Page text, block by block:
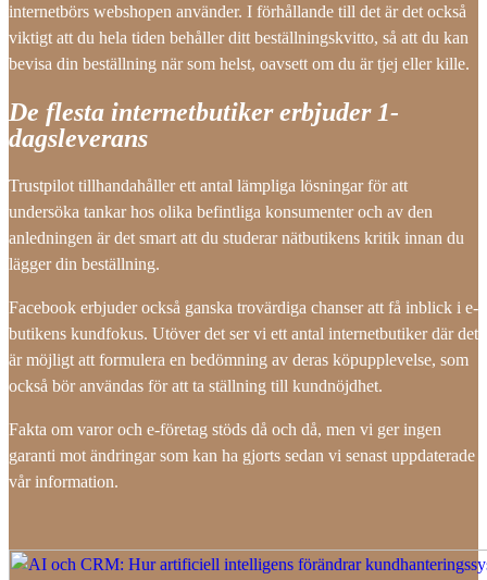
internetbörs webshopen använder. I förhållande till det är det också
viktigt att du hela tiden behåller ditt beställningskvitto, så att du kan
bevisa din beställning när som helst, oavsett om du är tjej eller kille.
De flesta internetbutiker erbjuder 1-
dagsleverans
Trustpilot tillhandahåller ett antal lämpliga lösningar för att
undersöka tankar hos olika befintliga konsumenter och av den
anledningen är det smart att du studerar nätbutikens kritik innan du
lägger din beställning.
Facebook erbjuder också ganska trovärdiga chanser att få inblick i e-
butikens kundfokus. Utöver det ser vi ett antal internetbutiker där det
är möjligt att formulera en bedömning av deras köpupplevelse, som
också bör användas för att ta ställning till kundnöjdhet.
Fakta om varor och e-företag stöds då och då, men vi ger ingen
garanti mot ändringar som kan ha gjorts sedan vi senast uppdaterade
vår information.